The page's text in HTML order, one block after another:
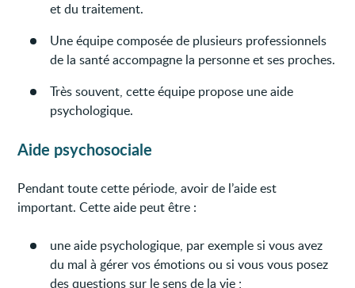
et du traitement.
Une équipe composée de plusieurs professionnels
de la santé accompagne la personne et ses proches.
Très souvent, cette équipe propose une aide
psychologique.
Aide psychosociale
Pendant toute cette période, avoir de l’aide est
important. Cette aide peut être :
une aide psychologique, par exemple si vous avez
du mal à gérer vos émotions ou si vous vous posez
des questions sur le sens de la vie ;